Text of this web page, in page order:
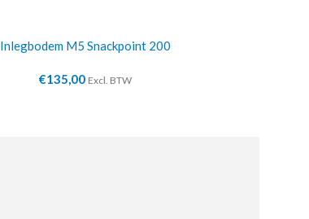
Inlegbodem M5 Snackpoint 200
€135,00 Excl. BTW